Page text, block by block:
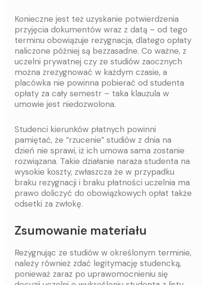
Konieczne jest też uzyskanie potwierdzenia
przyjęcia dokumentów wraz z datą – od tego
terminu obowiązuje rezygnacja, dlatego opłaty
naliczone później są bezzasadne. Co ważne, z
uczelni prywatnej czy ze studiów zaocznych
można zrezygnować w każdym czasie, a
placówka nie powinna pobierać od studenta
opłaty za cały semestr – taka klauzula w
umowie jest niedozwolona.
Studenci kierunków płatnych powinni
pamiętać, że “rzucenie” studiów z dnia na
dzień nie sprawi, iż ich umowa sama zostanie
rozwiązana. Takie działanie naraża studenta na
wysokie koszty, zwłaszcza że w przypadku
braku rezygnacji i braku płatności uczelnia ma
prawo doliczyć do obowiązkowych opłat także
odsetki za zwłokę.
Zsumowanie materiału
Rezygnując ze studiów w określonym terminie,
należy również zdać legitymację studencką,
ponieważ zaraz po uprawomocnieniu się